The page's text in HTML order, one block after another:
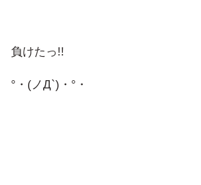
負けたっ!!
°・(ノД`)・°・